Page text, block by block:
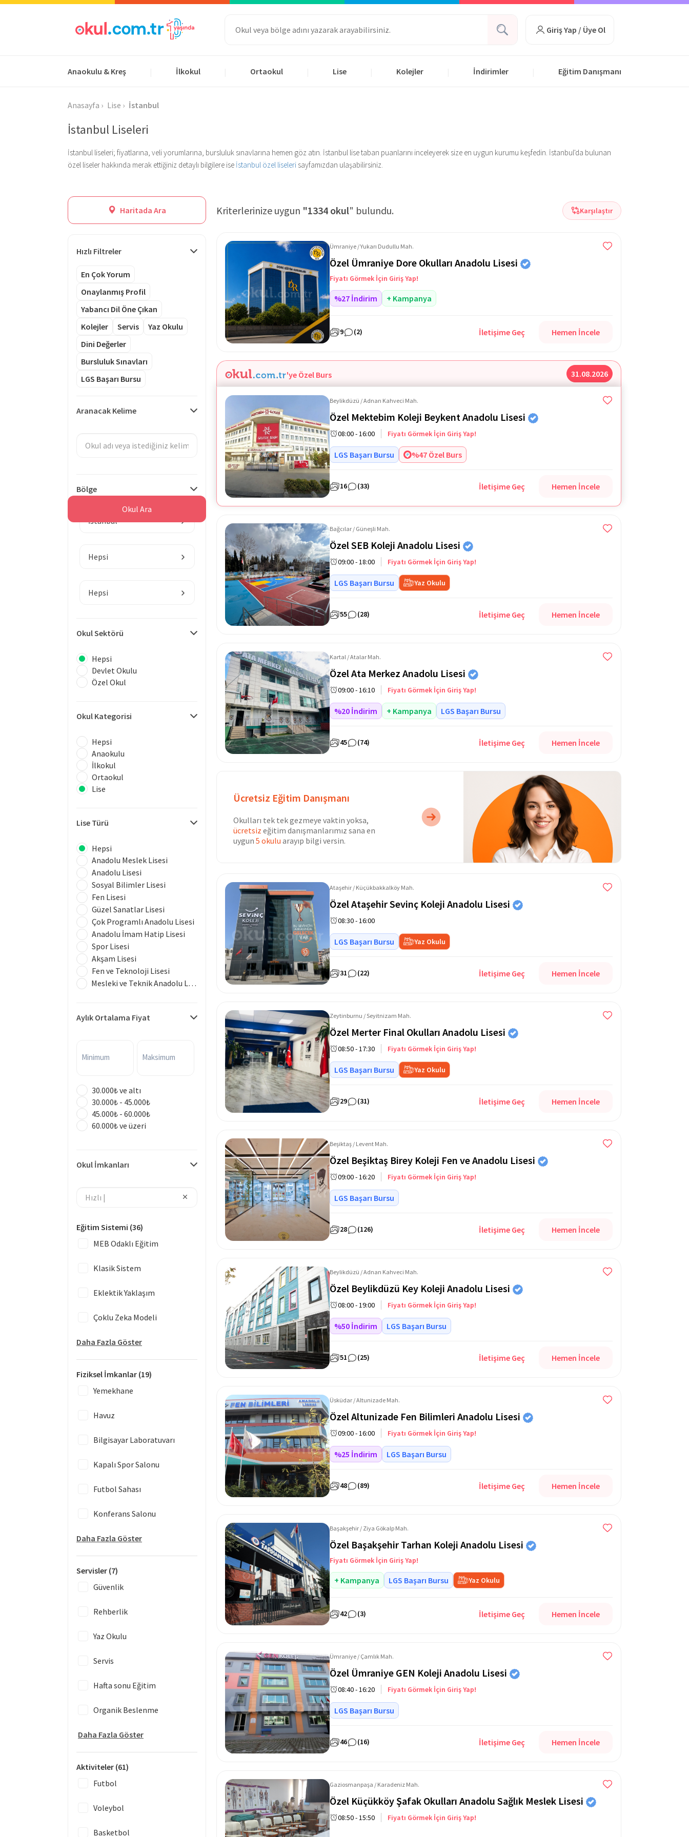
Giriş Yap / Üye Ol
Anaokulu & Kreş İlkokul Ortaokul Lise Kolejler İndirimler Eğitim Danışmanı
Anasayfa Lise İstanbul
İstanbul Liseleri
İstanbul liseleri; fiyatlarına, veli yorumlarına, bursluluk sınavlarına hemen göz atın. İstanbul lise taban puanlarını inceleyerek size en uygun kurumu keşfedin. İstanbul'da bulunan
özel liseler hakkında merak ettiğiniz detaylı bilgilere ise İstanbul özel liseleri sayfamızdan ulaşabilirsiniz.
Haritada Ara
Hızlı Filtreler
En Çok Yorum
Onaylanmış Profil
Yabancı Dil Öne Çıkan
Kolejler
Servis
Yaz Okulu
Dini Değerler
Bursluluk Sınavları
LGS Başarı Bursu
Aranacak Kelime
Bölge
İstanbul
Hepsi
Hepsi
Okul Sektörü
Hepsi
Devlet Okulu
Özel Okul
Okul Kategorisi
Hepsi
Anaokulu
İlkokul
Ortaokul
Lise
Lise Türü
Hepsi
Anadolu Meslek Lisesi
Anadolu Lisesi
Sosyal Bilimler Lisesi
Fen Lisesi
Güzel Sanatlar Lisesi
Çok Programlı Anadolu Lisesi
Anadolu İmam Hatip Lisesi
Spor Lisesi
Akşam Lisesi
Fen ve Teknoloji Lisesi
Mesleki ve Teknik Anadolu Lisesi
Aylık Ortalama Fiyat
Minimum Maksimum
30.000₺ ve altı
30.000₺ - 45.000₺
45.000₺ - 60.000₺
60.000₺ ve üzeri
Okul İmkanları
Eğitim Sistemi (36)
MEB Odaklı Eğitim
Klasik Sistem
Eklektik Yaklaşım
Çoklu Zeka Modeli
Daha Fazla Göster
Fiziksel İmkanlar (19)
Yemekhane
Havuz
Bilgisayar Laboratuvarı
Kapalı Spor Salonu
Futbol Sahası
Konferans Salonu
Daha Fazla Göster
Servisler (7)
Güvenlik
Rehberlik
Yaz Okulu
Servis
Hafta sonu Eğitim
Organik Beslenme
Daha Fazla Göster
Aktiviteler (61)
Futbol
Voleybol
Basketbol
Okul Ara
Kriterlerinize uygun "1334 okul" bulundu. Karşılaştır
Ümraniye / Yukarı Dudullu Mah.
Özel Ümraniye Dore Okulları Anadolu Lisesi
Fiyatı Görmek İçin Giriş Yap!
%27 İndirim + Kampanya
9 (2) İletişime Geç Hemen İncele
'ye Özel Burs 31.08.2026
Beylikdüzü / Adnan Kahveci Mah.
Özel Mektebim Koleji Beykent Anadolu Lisesi
08:00 - 16:00 Fiyatı Görmek İçin Giriş Yap!
LGS Başarı Bursu %47 Özel Burs
16 (33) İletişime Geç Hemen İncele
Bağcılar / Güneşli Mah.
Özel SEB Koleji Anadolu Lisesi
09:00 - 18:00 Fiyatı Görmek İçin Giriş Yap!
LGS Başarı Bursu Yaz Okulu
55 (28) İletişime Geç Hemen İncele
Kartal / Atalar Mah.
Özel Ata Merkez Anadolu Lisesi
09:00 - 16:10 Fiyatı Görmek İçin Giriş Yap!
%20 İndirim + Kampanya LGS Başarı Bursu
45 (74) İletişime Geç Hemen İncele
Ücretsiz Eğitim Danışmanı
Okulları tek tek gezmeye vaktin yoksa,
ücretsiz eğitim danışmanlarımız sana en
uygun 5 okulu arayıp bilgi versin.
Ataşehir / Küçükbakkalköy Mah.
Özel Ataşehir Sevinç Koleji Anadolu Lisesi
08:30 - 16:00
LGS Başarı Bursu Yaz Okulu
31 (22) İletişime Geç Hemen İncele
Zeytinburnu / Seyitnizam Mah.
Özel Merter Final Okulları Anadolu Lisesi
08:50 - 17:30 Fiyatı Görmek İçin Giriş Yap!
LGS Başarı Bursu Yaz Okulu
29 (31) İletişime Geç Hemen İncele
Beşiktaş / Levent Mah.
Özel Beşiktaş Birey Koleji Fen ve Anadolu Lisesi
09:00 - 16:20 Fiyatı Görmek İçin Giriş Yap!
LGS Başarı Bursu
28 (126) İletişime Geç Hemen İncele
Beylikdüzü / Adnan Kahveci Mah.
Özel Beylikdüzü Key Koleji Anadolu Lisesi
08:00 - 19:00 Fiyatı Görmek İçin Giriş Yap!
%50 İndirim LGS Başarı Bursu
51 (25) İletişime Geç Hemen İncele
Üsküdar / Altunizade Mah.
Özel Altunizade Fen Bilimleri Anadolu Lisesi
09:00 - 16:00 Fiyatı Görmek İçin Giriş Yap!
%25 İndirim LGS Başarı Bursu
48 (89) İletişime Geç Hemen İncele
Başakşehir / Ziya Gökalp Mah.
Özel Başakşehir Tarhan Koleji Anadolu Lisesi
Fiyatı Görmek İçin Giriş Yap!
+ Kampanya LGS Başarı Bursu Yaz Okulu
42 (3) İletişime Geç Hemen İncele
Ümraniye / Çamlık Mah.
Özel Ümraniye GEN Koleji Anadolu Lisesi
08:40 - 16:20 Fiyatı Görmek İçin Giriş Yap!
LGS Başarı Bursu
46 (16) İletişime Geç Hemen İncele
Gaziosmanpaşa / Karadeniz Mah.
Özel Küçükköy Şafak Okulları Anadolu Sağlık Meslek Lisesi
08:50 - 15:50 Fiyatı Görmek İçin Giriş Yap!